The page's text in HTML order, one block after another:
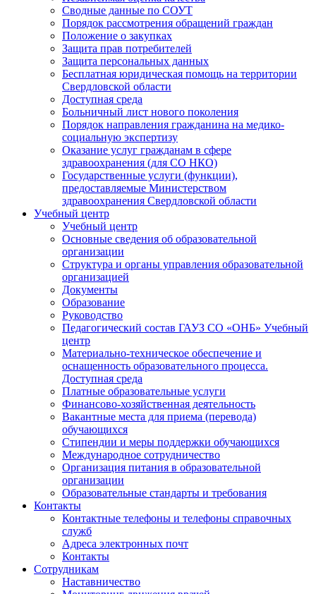
Сводные данные по СОУТ
Порядок рассмотрения обращений граждан
Положение о закупках
Защита прав потребителей
Защита персональных данных
Бесплатная юридическая помощь на территории
Свердловской области
Доступная среда
Больничный лист нового поколения
Порядок направления гражданина на медико-
социальную экспертизу
Оказание услуг гражданам в сфере
здравоохранения (для СО НКО)
Государственные услуги (функции),
предоставляемые Министерством
здравоохранения Свердловской области
Учебный центр
Учебный центр
Основные сведения об образовательной
организации
Структура и органы управления образовательной
организацией
Документы
Образование
Руководство
Педагогический состав ГАУЗ СО «ОНБ» Учебный
центр
Материально-техническое обеспечение и
оснащенность образовательного процесса.
Доступная среда
Платные образовательные услуги
Финансово-хозяйственная деятельность
Вакантные места для приема (перевода)
обучающихся
Стипендии и меры поддержки обучающихся
Международное сотрудничество
Организация питания в образовательной
организации
Образовательные стандарты и требования
Контакты
Контактные телефоны и телефоны справочных
служб
Адреса электронных почт
Контакты
Сотрудникам
Наставничество